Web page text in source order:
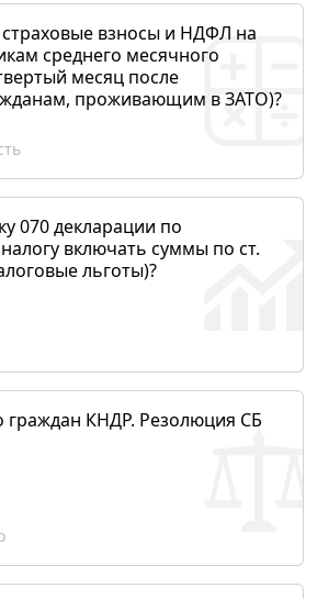
взносы и НДФЛ на
среднего месячного
месяц после
проживающим в ЗАТО)?
070 декларации по
включать суммы по ст.
льготы)?
граждан КНДР. Резолюция СБ